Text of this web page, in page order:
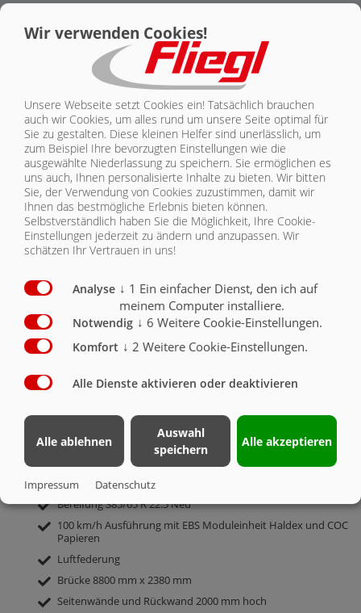
AUFBAU
SICHERHEIT
LADUNGSSICHERUNG
Fahrgestell novagrau lackiert: Nutzlast optimiert mit
integriertem Fahrzeugrahmen
Gesamtgewicht 35000 kg bei angenommener Aufsattellast
Aufsattelhöhe bei Standardbereifung ca. 1250 mm
2-fach Steuerblock mit Bedienpult, Kabel trennbar
2-Kreis-Druckluft Bremsanlage
3 Bremsachsen: starr
Achsausführung Trommelbremse
Stahlfelgen
Bereifung 385/65 R 22.5 Neu
100 km/h Ausführung mit EBS Moduleinheit Haldex und COC
Papieren
Luftfederung
Brücke 8800 mm x 2380 mm
Seitenwände und Rückwand 2000 mm hoch
Wir verwenden Cookies!
Unsere Webseite setzt Cookies ein! Tatsächlich brauchen
auch wir Cookies, um alles rund um unsere Seite optimal für
Sie zu gestalten. Diese kleinen Helfer sind unerlässlich, um
zum Beispiel Ihre bevorzugten Einstellungen wie die
ausgewählte Niederlassung zu speichern. Sie ermöglichen es
uns auch, Ihnen personalisierte Inhalte zu bieten. Wir bitten
Sie, der Verwendung von Cookies zuzustimmen, damit wir
Ihnen das bestmögliche Erlebnis bieten können.
Selbstverständlich haben Sie die Möglichkeit, Ihre Cookie-
Einstellungen jederzeit zu ändern und anzupassen. Wir
schätzen Ihr Vertrauen in uns!
Analyse ↓ 1 Ein einfacher Dienst, den ich auf
meinem Computer installiere.
Notwendig ↓ 6 Weitere Cookie-Einstellungen.
Komfort ↓ 2 Weitere Cookie-Einstellungen.
Alle Dienste aktivieren oder deaktivieren
Alle ablehnen
Auswahl
speichern
Alle akzeptieren
Impressum Datenschutz